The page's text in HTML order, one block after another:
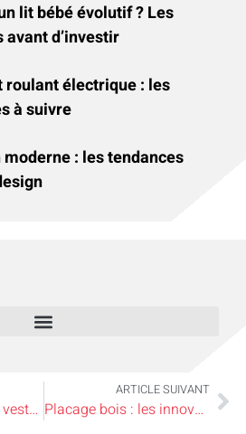
lit bébé évolutif ? Les
d’investir
roulant électrique : les
à suivre
: les tendances
Softshell Modyf : la veste Stretch X ou la Pegasus pour l’artisan ?
ARTICLE SUIVANT
Placage bois : les innovations technologiques pour le design intérieur de luxe